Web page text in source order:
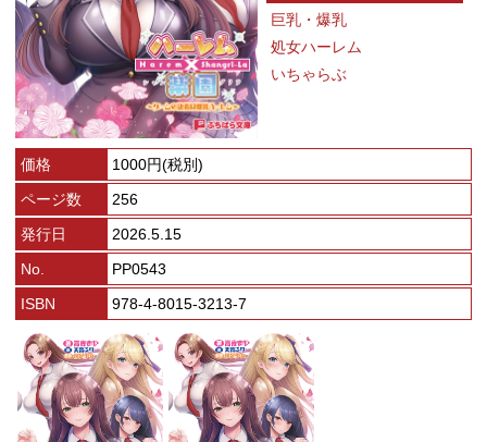
巨乳・爆乳
処女ハーレム
いちゃらぶ
価格
1000円(税別)
ページ数
256
発行日
2026.5.15
No.
PP0543
ISBN
978-4-8015-3213-7